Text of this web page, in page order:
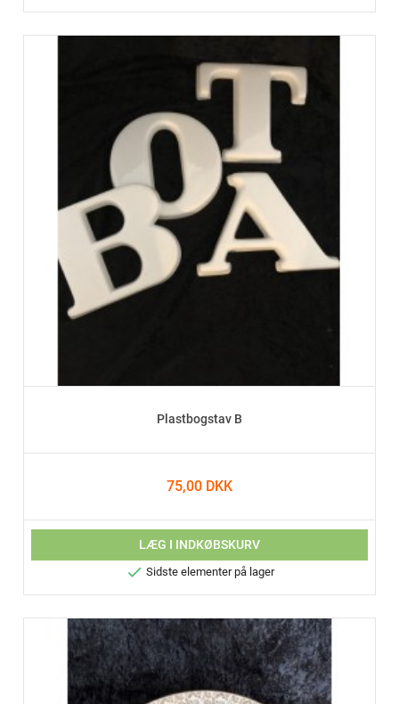
Plastbogstav B
75,00 DKK
LÆG I INDKØBSKURV
 Sidste elementer på lager